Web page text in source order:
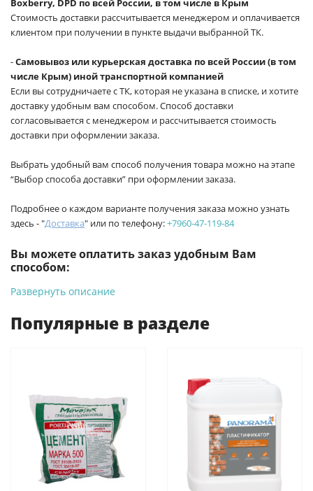
Boxberry, DPD по всей России, в том числе в Крым
Стоимость доставки рассчитывается менеджером и оплачивается
клиентом при получении в пункте выдачи выбранной ТК.
-Самовывоз или курьерская доставка по всей России (в том
числе Крым) иной транспортной компанией
Если вы сотрудничаете с ТК, которая не указана в списке, и хотите
доставку удобным вам способом. Способ доставки
согласовывается с менеджером и рассчитывается стоимость
доставки при оформлении заказа.
Выбрать удобный вам способ получения товара можно на этапе
“Выбор способа доставки” при оформлении заказа.
Подробнее о каждом варианте получения заказа можно узнать
здесь - "Доставка" или по телефону:+7960-47-119-84
Вы можете оплатить заказ удобным Вам
способом:
-Банковской картой на сайте ProffЭлектро. Данный вид
Для юридических лиц: переводом на расчетный счет при
онлайн оплате заказа на сайте.
Подробнее о способах оплаты можно узнать здесь - "Оплата"
Развернуть описание
Популярные в разделе